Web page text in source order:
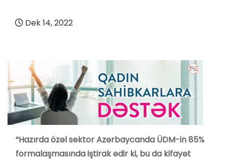
Dek 14, 2022
“Hazırda özəl sektor Azərbaycanda ÜDM-in 85%
formalaşmasında iştirak edir ki, bu da kifayət